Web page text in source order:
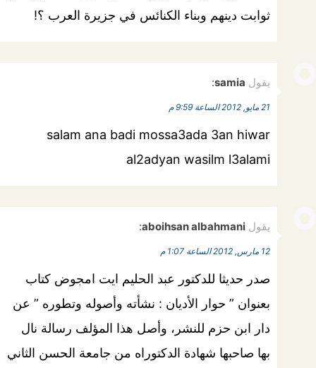
ثوابت دينهم وبناء الكنائس في جزيرة العرب ؟!
يقول samia
:
21 مايو, 2012 الساعة 9:59 م
salam ana badi mossa3ada 3an hiwar
al2adyan wasilm l3alami
يقول aboihsan albahmani
:
12 مارس, 2012 الساعة 1:07 م
صدر حديثا للدكتور عبد الحليم ايت امجوض كتاب
بعنوان ” حوار الأديان : نشأته وأصوله وتطوره ” عن
دار ابن حزم للنشر، وأصل هذا المؤلف رسالة نال
بها صاحبها شهادة الدكتوراه من جامعة الحسن الثاني